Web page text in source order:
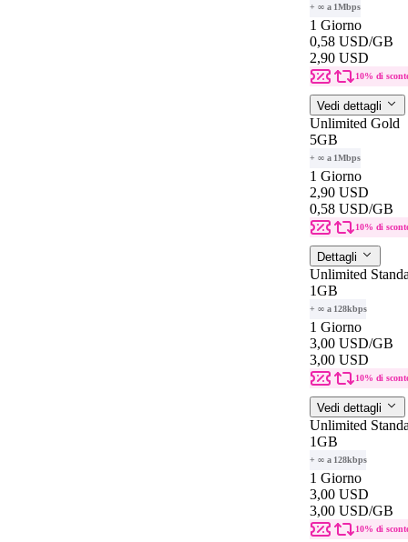
+ ∞ a 1Mbps
1 Giorno
0,58 USD/GB
2,90 USD
10% di
Vedi dettagli
Unlimited Gold
5GB
+ ∞ a 1Mbps
1 Giorno
2,90 USD
0,58 USD/GB
10% di
Dettagli
Unlimited
1GB
+ ∞ a 128kbps
1 Giorno
3,00 USD/GB
3,00 USD
10% di
Vedi dettagli
Unlimited
1GB
+ ∞ a 128kbps
1 Giorno
3,00 USD
3,00 USD/GB
10% di